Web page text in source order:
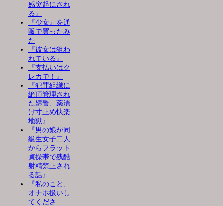
感突起にされ
る』
『少女』を通
販で買ったみ
た
『彼女は狙わ
れている』
『支払いはク
レカで！』
『犯罪組織に
絶頂管理され
た婦警、薬漬
け寸止め快楽
地獄』
『男の娘が同
級生女子二人
からフラット
貞操帯で残酷
射精禁止され
る話』
『私のこと、
オナホ扱いし
てくださ